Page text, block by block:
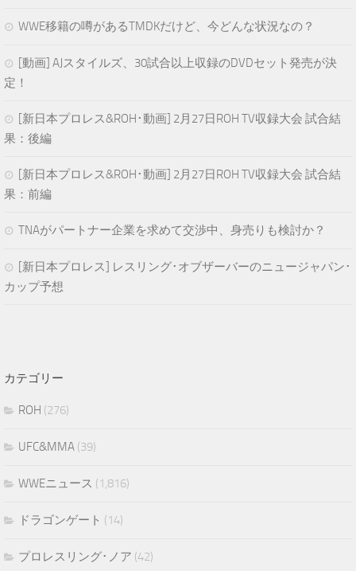
WWE移籍の噂があるTMDKだけど、今どんな状況なの？
[動画] AJスタイルズ、30試合以上収録のDVDセット発売が決
定！
[新日本プロレス&ROH･動画] 2月27日ROH TV収録大会 試合結
果：後編
[新日本プロレス&ROH･動画] 2月27日ROH TV収録大会 試合結
果：前編
TNAがパートナー企業を求めて交渉中、身売りも検討か？
[新日本プロレス] レスリング･オブザーバーのニュージャパン･
カップ予想
カテゴリー
ROH (276)
UFC&MMA (39)
WWEニュース (1,816)
ドラゴンゲート (14)
プロレスリング･ノア (42)